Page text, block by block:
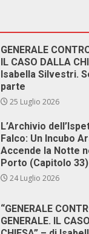
GENERALE
IL CASO DALLA
Isabella Silvestri.
parte
25 Luglio 2026
L’Archivio
Falco: Un Incubo
Accende la Notte
Porto (Capitolo 33)
24 Luglio 2026
“GENERALE
GENERALE. IL